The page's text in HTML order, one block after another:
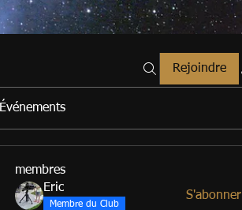
Rejoindre
Événements
membres
Eric
Membre du Club
S'abonner